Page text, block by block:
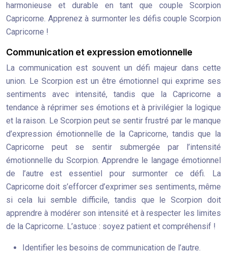
harmonieuse et durable en tant que couple Scorpion
Capricorne. Apprenez à surmonter les défis couple Scorpion
Capricorne !
Communication et expression emotionnelle
La communication est souvent un défi majeur dans cette
union. Le Scorpion est un être émotionnel qui exprime ses
sentiments avec intensité, tandis que la Capricorne a
tendance à réprimer ses émotions et à privilégier la logique
et la raison. Le Scorpion peut se sentir frustré par le manque
d’expression émotionnelle de la Capricorne, tandis que la
Capricorne peut se sentir submergée par l’intensité
émotionnelle du Scorpion. Apprendre le langage émotionnel
de l’autre est essentiel pour surmonter ce défi. La
Capricorne doit s’efforcer d’exprimer ses sentiments, même
si cela lui semble difficile, tandis que le Scorpion doit
apprendre à modérer son intensité et à respecter les limites
de la Capricorne. L’astuce : soyez patient et compréhensif !
Identifier les besoins de communication de l’autre.